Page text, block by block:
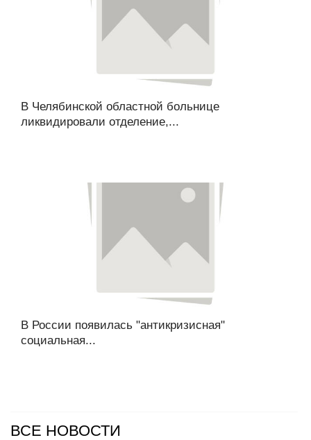
В Челябинской областной больнице
ликвидировали отделение,...
В России появилась "антикризисная"
социальная...
ВСЕ НОВОСТИ